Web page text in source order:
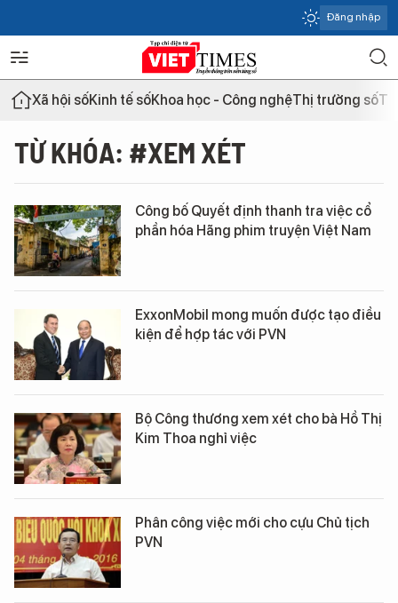
Đăng nhập
Xã hội sốKinh tế sốKhoa học - Công nghệThị trường số
TỪ KHÓA: #XEM XÉT
Công bố Quyết định thanh tra việc cổ
phần hóa Hãng phim truyện Việt Nam
ExxonMobil mong muốn được tạo điều
kiện để hợp tác với PVN
Bộ Công thương xem xét cho bà Hồ Thị
Kim Thoa nghỉ việc
Phân công việc mới cho cựu Chủ tịch
PVN